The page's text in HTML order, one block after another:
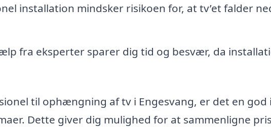
installation mindsker risikoen for, at tv’et falder
fra eksperter sparer dig tid og besvær, da
til ophængning af tv i Engesvang, er det en god
Dette giver dig mulighed for at sammenligne